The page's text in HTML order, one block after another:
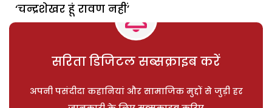
‘चन्द्रशेखर हूं रावण नहीं’
सरिता डिजिटल सब्सक्राइब करें
अपनी पसंदीदा कहानियां और सामाजिक मुद्दों से जुड़ी हर